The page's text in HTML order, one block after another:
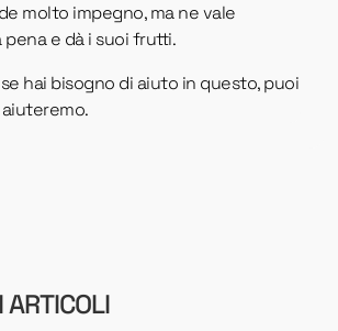
molto impegno, ma ne vale
e dà i suoi frutti.
hai bisogno di aiuto in questo, puoi